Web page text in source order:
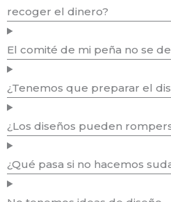
recoger el dinero?
El comité de mi peña no se
¿Tenemos que preparar el
¿Los diseños pueden
¿Qué pasa si no hacemos